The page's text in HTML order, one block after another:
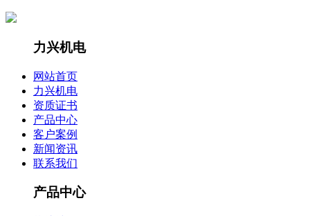
力兴机电
网站首页
力兴机电
资质证书
产品中心
客户案例
新闻资讯
联系我们
产品中心